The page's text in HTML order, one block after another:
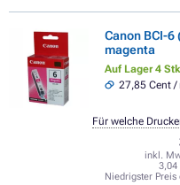
Canon BCI-
magenta
Auf Lager 4
27,85 Cent /
inkl.
3,04
Niedrigster Preis
Für welche